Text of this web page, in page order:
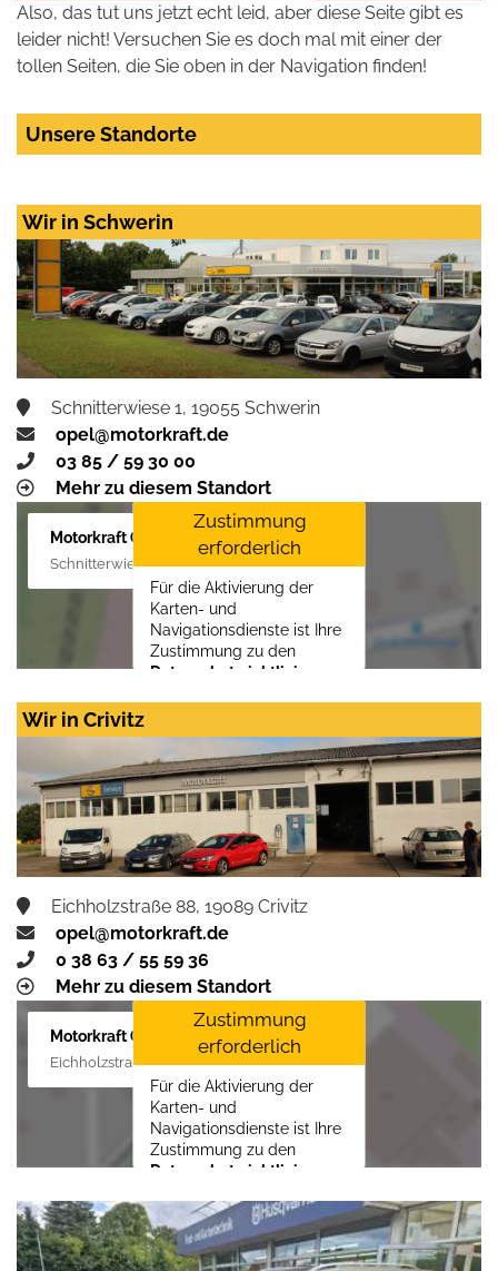
Also, das tut uns jetzt echt leid, aber diese Seite gibt es
leider nicht! Versuchen Sie es doch mal mit einer der
tollen Seiten, die Sie oben in der Navigation finden!
Unsere Standorte
Wir in Schwerin
Schnitterwiese 1, 19055 Schwerin
opel@motorkraft.de
03 85 / 59 30 00
Mehr zu diesem Standort
Motorkraft GmbH
Schnitterwiese 1, 19055 Schwerin
Zustimmung
erforderlich
Für die Aktivierung der
Karten- und
Navigationsdienste ist Ihre
Zustimmung zu den
Datenschutzrichtlinien
Zustimmen und
aktivieren
Wir in Crivitz
Eichholzstraße 88, 19089 Crivitz
opel@motorkraft.de
0 38 63 / 55 59 36
Mehr zu diesem Standort
Motorkraft GmbH
Eichholzstraße 88, 19089 Crivitz
Zustimmung
erforderlich
Für die Aktivierung der
Karten- und
Navigationsdienste ist Ihre
Zustimmung zu den
Datenschutzrichtlinien
LLC
erforderlich.
Zustimmen und